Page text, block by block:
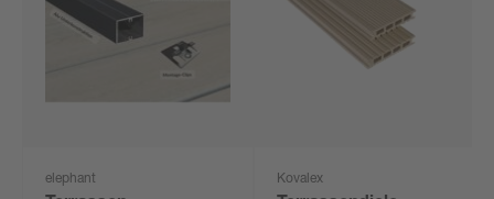
elephant Kovalex